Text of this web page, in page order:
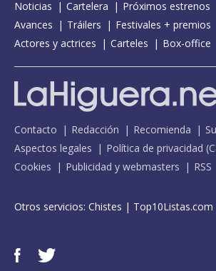
Noticias Cartelera Próximos estrenos
Avances
Tráilers
Festivales + premios
Actores y actrices
Carteles Box-office
Contacto Redacción Recomienda
Aspectos legales
Política de privacidad (
Cookies
Publicidad y webmasters RSS
Otros servicios: Chistes | Top10Listas.com